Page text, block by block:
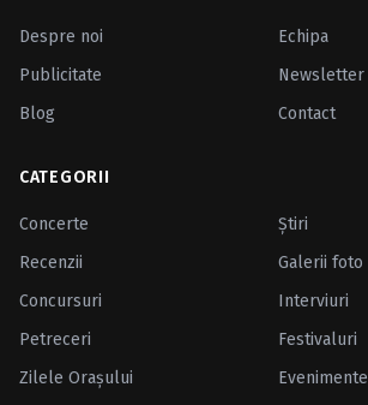
Despre noi
Echipa
Publicitate
Newsletter
Blog
Contact
CATEGORII
Concerte
Ştiri
Recenzii
Galerii foto
Concursuri
Interviuri
Petreceri
Festivaluri
Zilele Oraşului
Evenimente